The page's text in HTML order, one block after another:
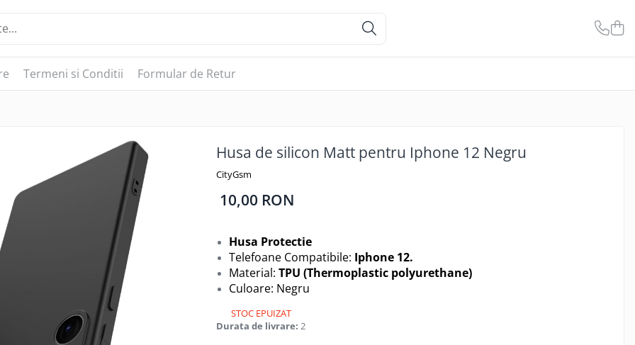
Termeni si Conditii Formular de Retur
Husa de silicon Matt pentru Iphone 12 Negru
CityGsm
10,00 RON
Husa Protectie
Telefoane Compatibile: Iphone 12.
Material: TPU (Thermoplastic polyurethane)
Culoare: Negru
STOC EPUIZAT
Durata de livrare: 2